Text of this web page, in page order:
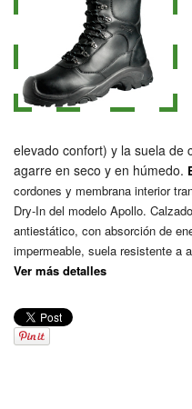
elevado confort) y la suela de
agarre en seco y en húmedo.
cordones y membrana interior
Dry-In del modelo Apollo.
antiestático, con absorción de
impermeable, suela resistente a
Ver más detalles